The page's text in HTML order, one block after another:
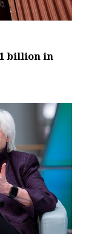
billion in